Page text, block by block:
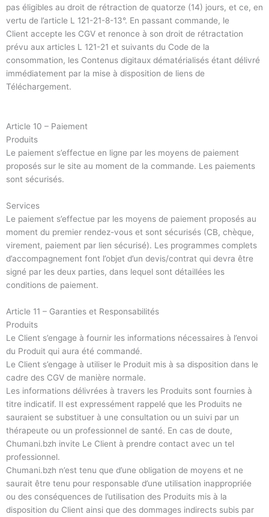
pas éligibles au droit de rétraction de quatorze (14) jours, et ce, en
vertu de l’article L 121-21-8-13°. En passant commande, le
Client accepte les CGV et renonce à son droit de rétractation
prévu aux articles L 121-21 et suivants du Code de la
consommation, les Contenus digitaux dématérialisés étant délivré
immédiatement par la mise à disposition de liens de
Téléchargement.
Article 10 – Paiement
Produits
Le paiement s’effectue en ligne par les moyens de paiement
proposés sur le site au moment de la commande. Les paiements
sont sécurisés.
Services
Le paiement s’effectue par les moyens de paiement proposés au
moment du premier rendez-vous et sont sécurisés (CB, chèque,
virement, paiement par lien sécurisé). Les programmes complets
d’accompagnement font l’objet d’un devis/contrat qui devra être
signé par les deux parties, dans lequel sont détaillées les
conditions de paiement.
Article 11 – Garanties et Responsabilités
Produits
Le Client s’engage à fournir les informations nécessaires à l’envoi
du Produit qui aura été commandé.
Le Client s’engage à utiliser le Produit mis à sa disposition dans le
cadre des CGV de manière normale.
Les informations délivrées à travers les Produits sont fournies à
titre indicatif. Il est expressément rappelé que les Produits ne
sauraient se substituer à une consultation ou un suivi par un
thérapeute ou un professionnel de santé. En cas de doute,
Chumani.bzh invite Le Client à prendre contact avec un tel
professionnel.
Chumani.bzh n’est tenu que d’une obligation de moyens et ne
saurait être tenu pour responsable d’une utilisation inappropriée
ou des conséquences de l’utilisation des Produits mis à la
disposition du Client ainsi que des dommages indirects subis par